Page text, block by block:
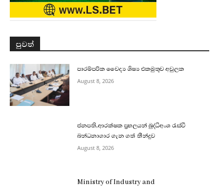
පුවත්
පාරම්පරික වෛද්‍ය ශිෂ්‍ය එකමුතුව අවුලක
August 8, 2026
ජනපති,ආරක්ෂක ප්‍රභලයන් බුද්ධිඅංශ රැස්වී
බන්ධනාගාර ගැන ගත් තීන්දුව
August 8, 2026
Ministry of Industry and